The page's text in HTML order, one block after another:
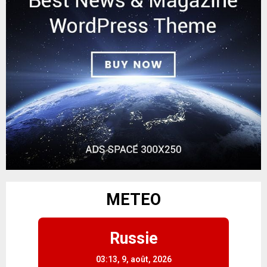
METEO
Russie
03:13, 9, août, 2026